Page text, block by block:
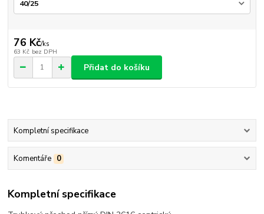
76 Kč/ks
63 Kč bez DPH
Přidat do košíku
Kompletní specifikace
Komentáře 0
Kompletní specifikace